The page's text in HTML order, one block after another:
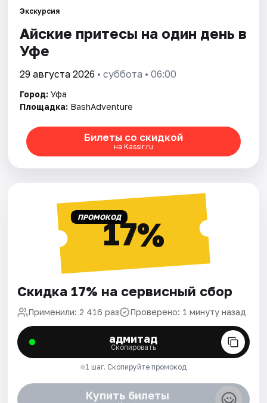
Площадки
Артисты
Экскурсия
Айские притесы на один день в
Уфе
29 августа 2026 • суббота • 06:00
Город: Уфа
Площадка: BashAdventure
Билеты со скидкой
на Kassir.ru
ПРОМОКОД17%
Скидка 17% на сервисный сбор
Применили: 2 416 раз Проверено: 1 минуту назад
адмитад
Скопировать
1 шаг. Скопируйте промокод
Купить билеты